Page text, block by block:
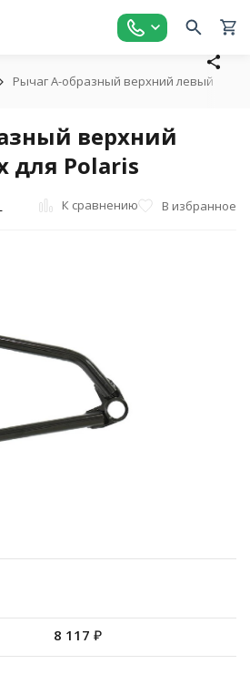
Рычаг А-образный верхний левый
верхний
для Polaris
К сравнению В избранное
8 117 ₽